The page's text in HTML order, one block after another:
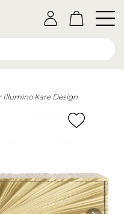
Illumino Kare Design